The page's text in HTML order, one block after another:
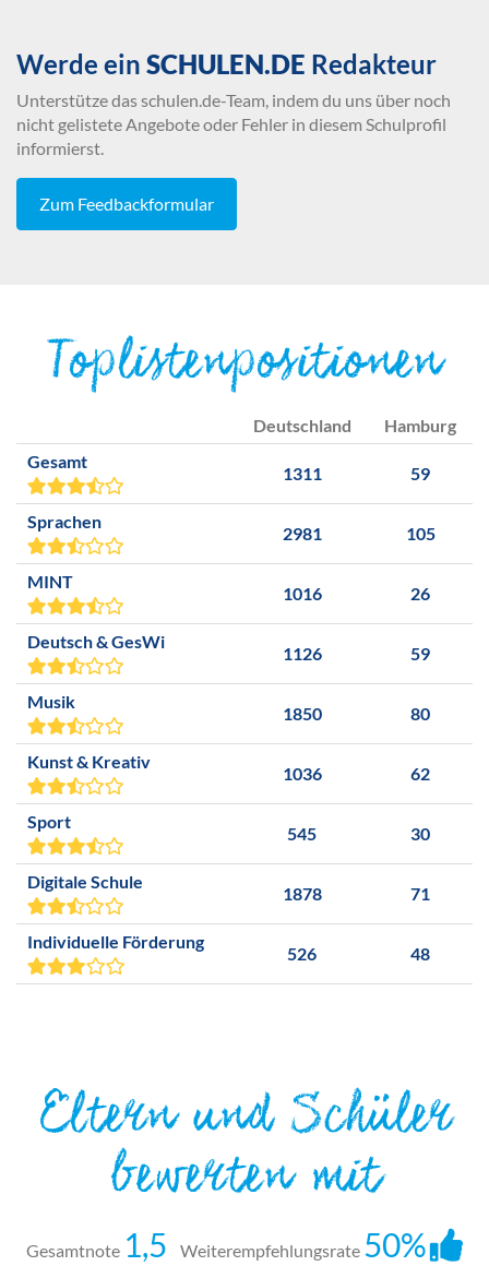
Werde ein SCHULEN.DE Redakteur
Unterstütze das schulen.de-Team, indem du uns über noch
nicht gelistete Angebote oder Fehler in diesem Schulprofil
informierst.
Zum Feedbackformular
Toplistenpositionen
Deutschland
Hamburg
Gesamt
1311 59
Sprachen
2981 105
MINT
1016 26
Deutsch & GesWi
1126 59
Musik
1850 80
Kunst & Kreativ
1036 62
Sport
545 30
Digitale Schule
1878 71
Individuelle Förderung
526 48
Eltern und Schüler
bewerten mit
Gesamtnote 1,5 Weiterempfehlungsrate 50%